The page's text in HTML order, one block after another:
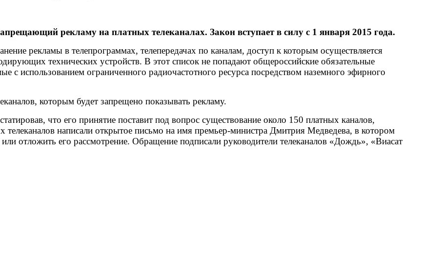
рекламу на платных телеканалах. Закон вступает в силу с 1 января 2015 года.
рекламы в телепрограммах, телепередачах по каналам, доступ к которым осуществляется
технических устройств. В этот список не попадают общероссийские обязательные
с использованием ограниченного радиочастотного ресурса посредством наземного эфирного
которым будет запрещено показывать рекламу.
что его принятие поставит под вопрос существование около 150 платных каналов,
написали открытое письмо на имя премьер-министра Дмитрия Медведева, в котором
отложить его рассмотрение. Обращение подписали руководители телеканалов «Дождь», «Виасат